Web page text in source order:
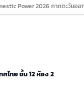
Power 2026 ภาคตะวันอ
ไทย ชั้น 12 ห้อง 2